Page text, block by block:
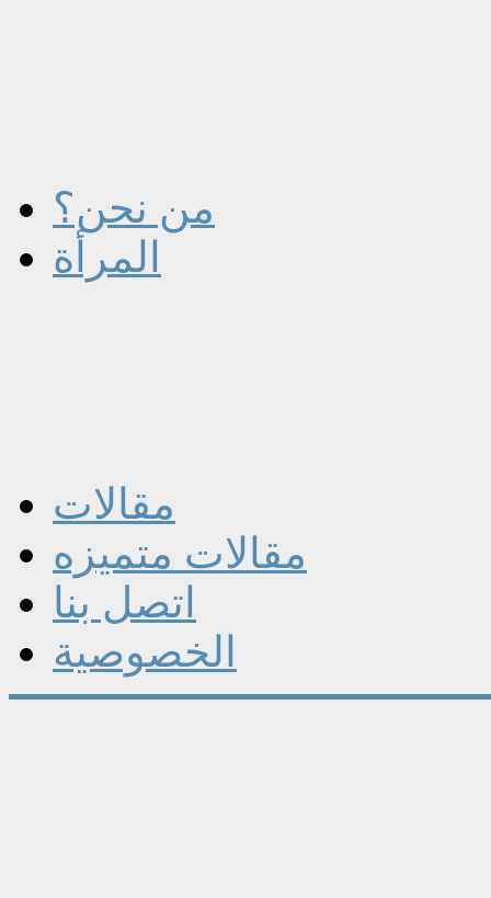
من نحن؟
المرأة
مقالات
مقالات متميزه
اتصل بنا
الخصوصية